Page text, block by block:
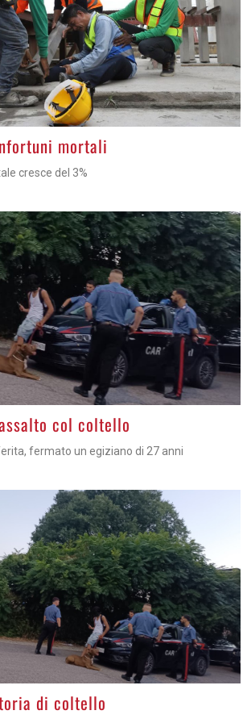
mortali
cresce del 3%
col coltello
fermato un egiziano di 27 anni
di coltello